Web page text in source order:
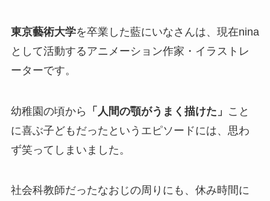
東京藝術大学を卒業した藍にいなさんは、現在nina
として活動するアニメーション作家・イラストレ
ーターです。
幼稚園の頃から 「人間の顎がうまく描けた」 こと
に喜ぶ子どもだったというエピソードには、思わ
ず笑ってしまいました。
社会科教師だったなおじの周りにも、休み時間に